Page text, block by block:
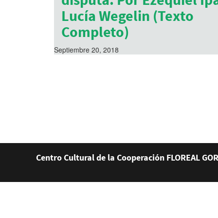
Lucía Wegelin (Texto
Completo)
Septiembre 20, 2018
Centro Cultural de la Cooperación FLOREAL